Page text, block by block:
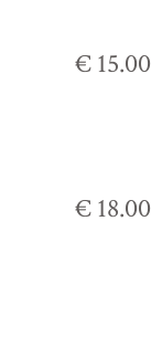
€ 15.00
€ 18.00